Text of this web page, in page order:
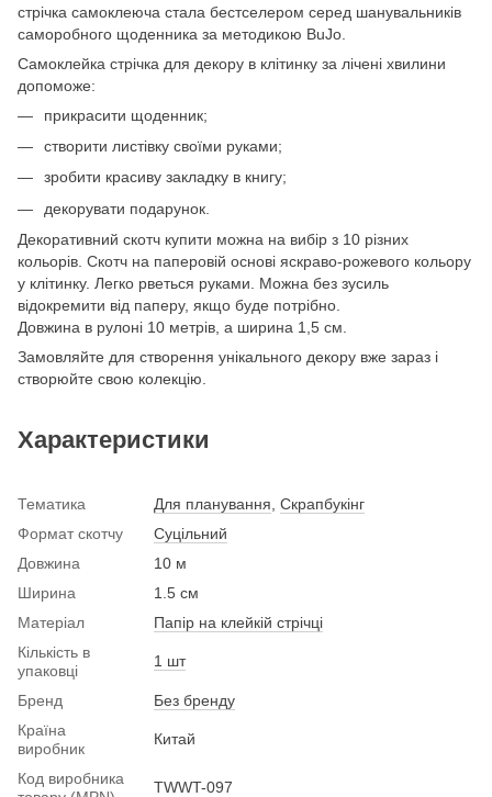
стрічка самоклеюча стала бестселером серед шанувальників
саморобного щоденника за методикою BuJo.
Самоклейка стрічка для декору в клітинку за лічені хвилини
допоможе:
прикрасити щоденник;
створити листівку своїми руками;
зробити красиву закладку в книгу;
декорувати подарунок.
Декоративний скотч купити можна на вибір з 10 різних
кольорів. Скотч на паперовій основі яскраво-рожевого кольору
у клітинку. Легко рветься руками. Можна без зусиль
відокремити від паперу, якщо буде потрібно.
Довжина в рулоні 10 метрів, а ширина 1,5 см.
Замовляйте для створення унікального декору вже зараз і
створюйте свою колекцію.
Характеристики
Тематика Для планування Скрапбукінг
Формат скотчу
Суцільний
Довжина
10 м
Ширина
1.5 см
Матеріал
Папір на клейкій стрічці
Кількість в
упаковці
1 шт
Бренд
Без бренду
Країна
виробник
Китай
Код виробника
TWWT-097